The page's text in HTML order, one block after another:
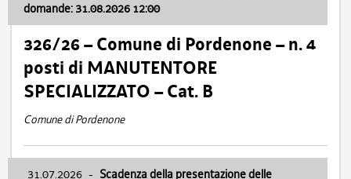
domande: 31.08.2026 12:00
326/26 – Comune di Pordenone – n. 4
posti di MANUTENTORE
SPECIALIZZATO – Cat. B
Comune di Pordenone
31.07.2026 - Scadenza della presentazione delle